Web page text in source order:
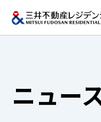
提供する価値
ニュー